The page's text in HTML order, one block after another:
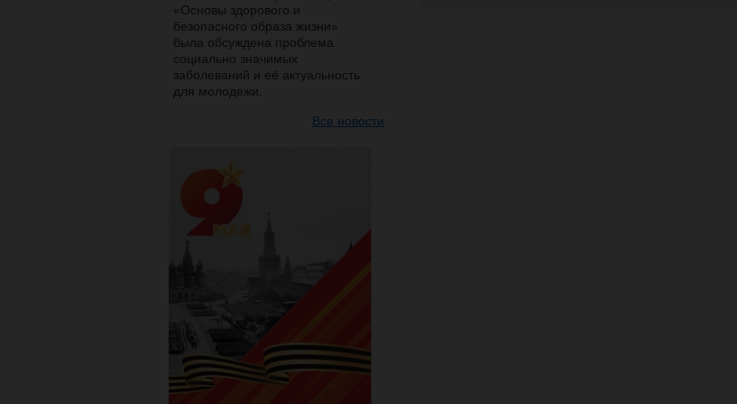
«Основы здорового и
безопасного образа жизни»
была обсуждена проблема
социально значимых
заболеваний и её актуальность
для молодежи.
Все новости